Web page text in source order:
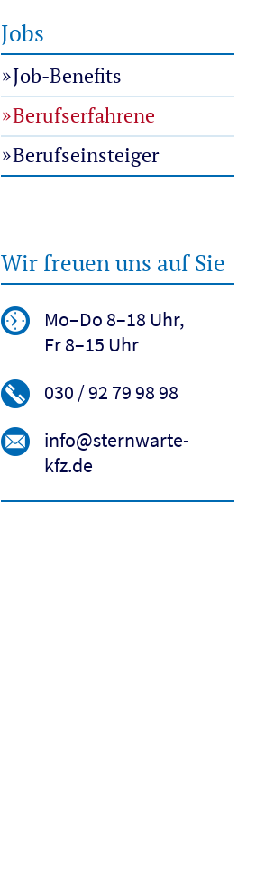
Jobs
Job-Benefits
Berufserfahrene
Berufseinsteiger
Wir freuen uns auf Sie
Mo–Do 8–18 Uhr,
Fr 8–15 Uhr
030 / 92 79 98 98
info@sternwarte-
kfz.de